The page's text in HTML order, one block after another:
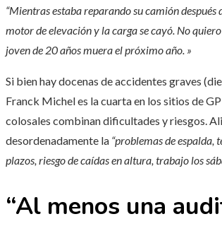
“Mientras estaba reparando su camión
motor de elevación y la carga se cayó. No
joven de 20 años muera el próximo año. »
Si bien hay docenas de accidentes graves
Franck Michel es la cuarta en los sitios de
colosales combinan dificultades y riesgos.
desordenadamente la “problemas de
plazos, riesgo de caídas en altura, trabajo los
“Al menos una